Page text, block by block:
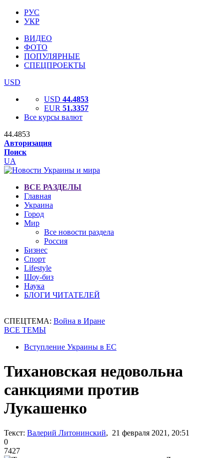
РУС
УКР
ВИДЕО
ФОТО
ПОПУЛЯРНЫЕ
СПЕЦПРОЕКТЫ
USD
USD 44.4853
EUR 51.3357
Все курсы валют
44.4853
Авторизация
Поиск
UA
ВСЕ РАЗДЕЛЫ
Главная
Украина
Город
Мир
Все новости раздела
Россия
Бизнес
Спорт
Lifestyle
Шоу-биз
Наука
БЛОГИ ЧИТАТЕЛЕЙ
СПЕЦТЕМА: Война в Иране
ВСЕ ТЕМЫ
Вступление Украины в ЕС
Тихановская недовольна
санкциями против
Лукашенко
Текст: Валерий Литонинский, 21 февраля 2021, 20:51
0
7427